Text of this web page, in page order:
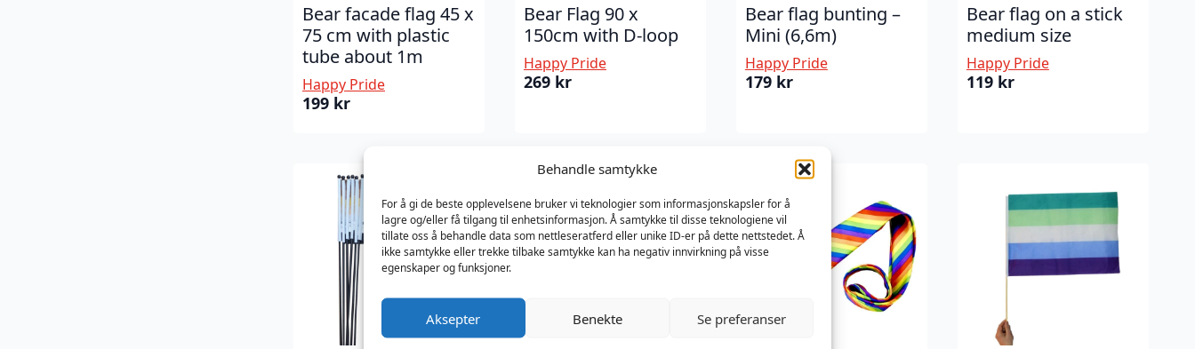
Behandle samtykke
For å gi de beste opplevelsene bruker vi teknologier som informasjonskapsler for å
lagre og/eller få tilgang til enhetsinformasjon. Å samtykke til disse teknologiene vil
tillate oss å behandle data som nettleseratferd eller unike ID-er på dette nettstedet. Å
ikke samtykke eller trekke tilbake samtykke kan ha negativ innvirkning på visse
egenskaper og funksjoner.
Aksepter Benekte Se preferanser
Bear facade flag 45 x
75 cm with plastic
tube about 1m
Happy Pride
199 kr
Bear Flag 90 x
150cm with D-loop
Happy Pride
269 kr
Bear flag bunting –
Mini (6,6m)
Happy Pride
179 kr
Bear flag on a stick
medium size
Happy Pride
119 kr